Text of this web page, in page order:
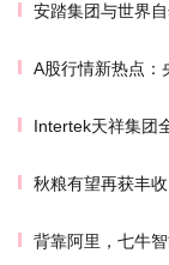
安踏集团与世界
A股行情新热点：
Intertek天祥集团
秋粮有望再获丰
背靠阿里，七牛